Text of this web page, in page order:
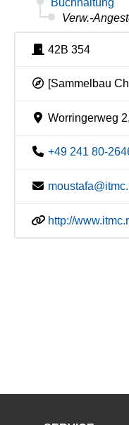
Verw.-
42B 354
[Sammelbau
Worringerweg
+49 241 80-
http://